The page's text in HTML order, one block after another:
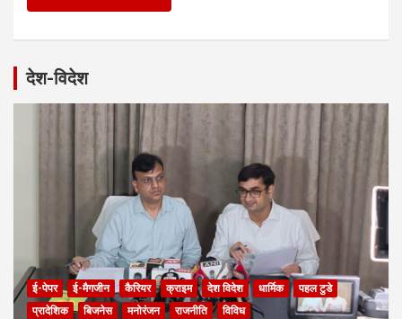
देश-विदेश
ई-पेपर ई-मैगजीन कैरियर क्राइम देश विदेश धार्मिक
पहल टुडे
प्रादेशिक
बिजनेस मनोरंजन राजनीति विविध